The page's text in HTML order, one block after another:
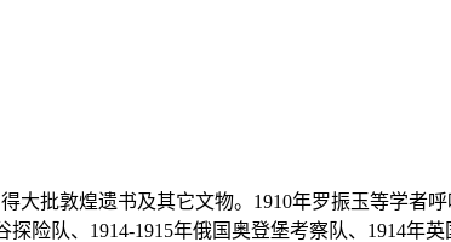
大批敦煌遗书及其它文物。1910年罗振玉等学者呼
险队、1914-1915年俄国奥登堡考察队、1914年英